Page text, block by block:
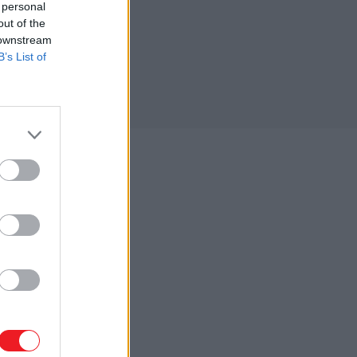
of the
List of